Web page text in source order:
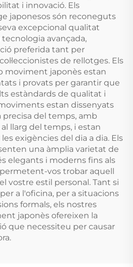
i innovació. Els
japonesos són reconeguts
excepcional qualitat
tecnologia avançada,
preferida tant per
de rellotges. Els
moviment japonès estan
i provats per garantir que
estàndards de qualitat i
estan dissenyats
precisa del temps, amb
llarg del temps, i estan
exigències del dia a dia. Els
una àmplia varietat de
elegants i moderns fins als
vos trobar aquell
vostre estil personal. Tant si
a l'oficina, per a situacions
formals, els nostres
japonès ofereixen la
que necessiteu per causar